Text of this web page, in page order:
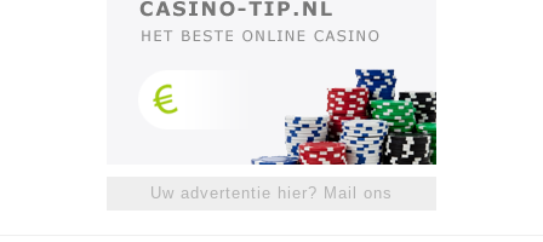
Uw advertentie hier? Mail ons